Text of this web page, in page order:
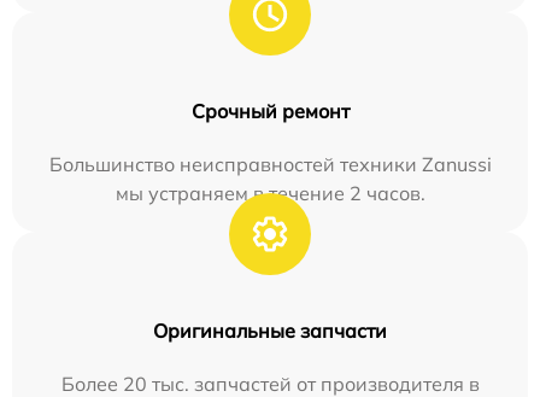
Срочный ремонт
Большинство неисправностей техники Zanussi
мы устраняем в течение 2 часов.
Оригинальные запчасти
Более 20 тыс. запчастей от производителя в